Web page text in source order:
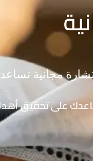
مجانية
على تحقيق